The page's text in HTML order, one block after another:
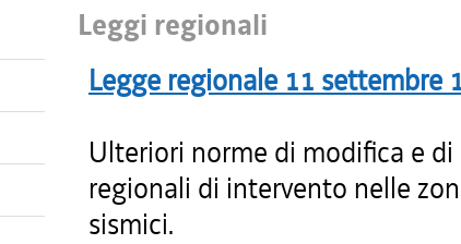
Leggi regionali
Legge regionale 11 settembre
Ulteriori norme di modifica e
regionali di intervento nelle
sismici.